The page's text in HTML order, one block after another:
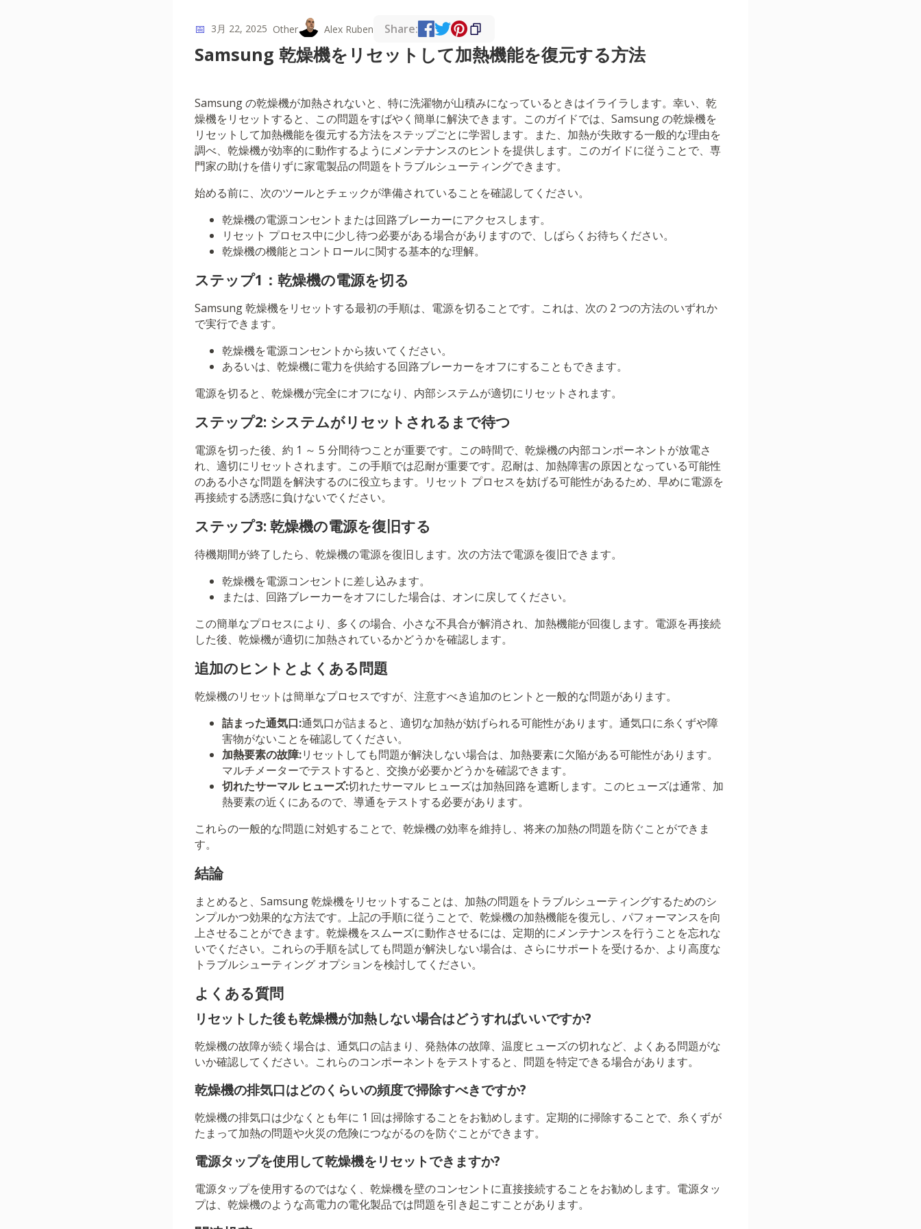
📅 3月 22, 2025 Other Alex Ruben Share:
Samsung 乾燥機をリセットして加熱機能を復元する方法
Samsung の乾燥機が加熱されないと、特に洗濯物が山積みになっているときはイライラします。幸い、乾
燥機をリセットすると、この問題をすばやく簡単に解決できます。このガイドでは、Samsung の乾燥機を
リセットして加熱機能を復元する方法をステップごとに学習します。また、加熱が失敗する一般的な理由を
調べ、乾燥機が効率的に動作するようにメンテナンスのヒントを提供します。このガイドに従うことで、専
門家の助けを借りずに家電製品の問題をトラブルシューティングできます。
始める前に、次のツールとチェックが準備されていることを確認してください。
乾燥機の電源コンセントまたは回路ブレーカーにアクセスします。
リセット プロセス中に少し待つ必要がある場合がありますので、しばらくお待ちください。
乾燥機の機能とコントロールに関する基本的な理解。
ステップ1：乾燥機の電源を切る
Samsung 乾燥機をリセットする最初の手順は、電源を切ることです。これは、次の 2 つの方法のいずれか
で実行できます。
乾燥機を電源コンセントから抜いてください。
あるいは、乾燥機に電力を供給する回路ブレーカーをオフにすることもできます。
電源を切ると、乾燥機が完全にオフになり、内部システムが適切にリセットされます。
ステップ2: システムがリセットされるまで待つ
電源を切った後、約 1 ～ 5 分間待つことが重要です。この時間で、乾燥機の内部コンポーネントが放電さ
れ、適切にリセットされます。この手順では忍耐が重要です。忍耐は、加熱障害の原因となっている可能性
のある小さな問題を解決するのに役立ちます。リセット プロセスを妨げる可能性があるため、早めに電源を
再接続する誘惑に負けないでください。
ステップ3: 乾燥機の電源を復旧する
待機期間が終了したら、乾燥機の電源を復旧します。次の方法で電源を復旧できます。
乾燥機を電源コンセントに差し込みます。
または、回路ブレーカーをオフにした場合は、オンに戻してください。
この簡単なプロセスにより、多くの場合、小さな不具合が解消され、加熱機能が回復します。電源を再接続
した後、乾燥機が適切に加熱されているかどうかを確認します。
追加のヒントとよくある問題
乾燥機のリセットは簡単なプロセスですが、注意すべき追加のヒントと一般的な問題があります。
詰まった通気口:通気口が詰まると、適切な加熱が妨げられる可能性があります。通気口に糸くずや障
害物がないことを確認してください。
加熱要素の故障:リセットしても問題が解決しない場合は、加熱要素に欠陥がある可能性があります。
マルチメーターでテストすると、交換が必要かどうかを確認できます。
切れたサーマル ヒューズ:切れたサーマル ヒューズは加熱回路を遮断します。このヒューズは通常、加
熱要素の近くにあるので、導通をテストする必要があります。
これらの一般的な問題に対処することで、乾燥機の効率を維持し、将来の加熱の問題を防ぐことができま
す。
結論
まとめると、Samsung 乾燥機をリセットすることは、加熱の問題をトラブルシューティングするためのシ
ンプルかつ効果的な方法です。上記の手順に従うことで、乾燥機の加熱機能を復元し、パフォーマンスを向
上させることができます。乾燥機をスムーズに動作させるには、定期的にメンテナンスを行うことを忘れな
いでください。これらの手順を試しても問題が解決しない場合は、さらにサポートを受けるか、より高度な
トラブルシューティング オプションを検討してください。
よくある質問
リセットした後も乾燥機が加熱しない場合はどうすればいいですか?
乾燥機の故障が続く場合は、通気口の詰まり、発熱体の故障、温度ヒューズの切れなど、よくある問題がな
いか確認してください。これらのコンポーネントをテストすると、問題を特定できる場合があります。
乾燥機の排気口はどのくらいの頻度で掃除すべきですか?
乾燥機の排気口は少なくとも年に 1 回は掃除することをお勧めします。定期的に掃除することで、糸くずが
たまって加熱の問題や火災の危険につながるのを防ぐことができます。
電源タップを使用して乾燥機をリセットできますか?
電源タップを使用するのではなく、乾燥機を壁のコンセントに直接接続することをお勧めします。電源タッ
プは、乾燥機のような高電力の電化製品では問題を引き起こすことがあります。